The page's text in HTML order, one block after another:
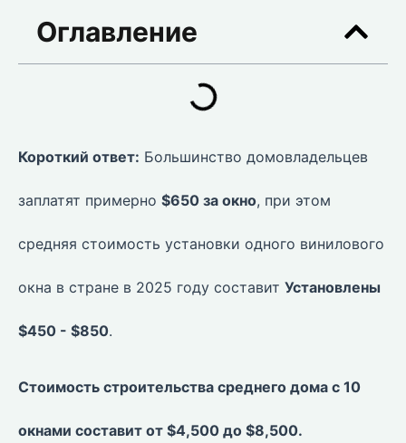
Оглавление
Короткий ответ: Большинство домовладельцев
заплатят примерно $650 за окно, при этом
средняя стоимость установки одного винилового
окна в стране в 2025 году составит Установлены
$450 - $850.
Стоимость строительства среднего дома с 10
окнами составит от $4,500 до $8,500.